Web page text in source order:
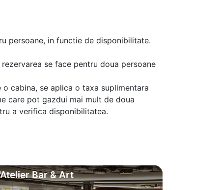
persoane, in functie de disponibilitate.
se face pentru doua persoane
cabina, se aplica o taxa suplimentara
care pot gazdui mai mult de doua
a verifica disponibilitatea.
Bar & Art